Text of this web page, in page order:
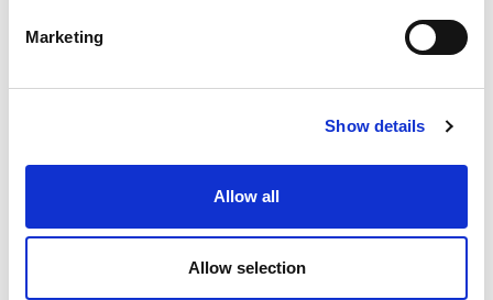
Marketing
Show details
Allow all
Allow selection
Gelijkwaardige
producten
NET AANGEKOMEN